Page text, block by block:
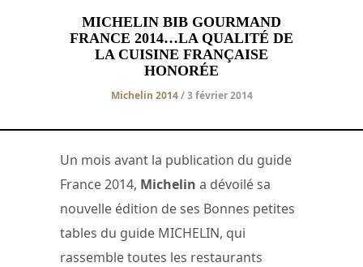
MICHELIN BIB GOURMAND
FRANCE 2014…LA QUALITÉ DE
LA CUISINE FRANÇAISE
HONORÉE
Michelin 2014/ 3 février 2014
Un mois avant la publication du guide
France 2014, Michelin a dévoilé sa
nouvelle édition de ses Bonnes petites
tables du guide MICHELIN, qui
rassemble toutes les restaurants